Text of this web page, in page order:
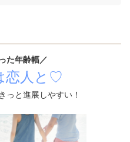
た年齢幅／
恋人と♡
っと進展しやすい！